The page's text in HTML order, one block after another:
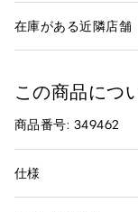
在庫がある近隣店舗
この商品につ
商品番号: 349462
仕様